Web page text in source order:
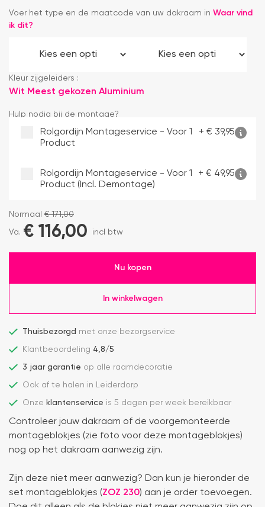
Voer het type en de maatcode van uw dakraam in Waar vind
ik dit?
Kleur zijgeleiders :
Wit Meest gekozen Aluminium
Hulp nodig bij de montage?
Rolgordijn Montageservice - Voor 1
Product
+ € 39,95
Rolgordijn Montageservice - Voor 1
Product (incl. Demontage)
+ € 49,95
Normaal €171,00
Va. € 116,00 incl btw
Nu kopen
In winkelwagen
Thuisbezorgd met onze bezorgservice
Klantbeoordeling 4,8/5
3 jaar garantie op alle raamdecoratie
Ook af te halen in Leiderdorp
Onze klantenservice is 5 dagen per week bereikbaar
Controleer jouw dakraam of de voorgemonteerde
montageblokjes (zie foto voor deze montageblokjes)
nog op het dakraam aanwezig zijn.
Zijn deze niet meer aanwezig? Dan kun je hieronder de
set montageblokjes (ZOZ 230) aan je order toevoegen.